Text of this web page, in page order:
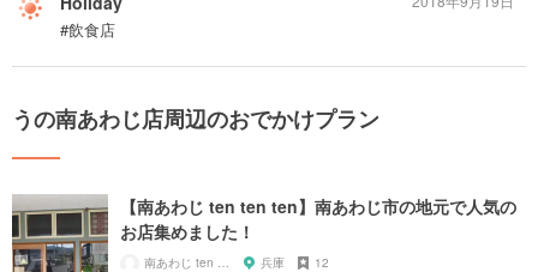
#飲食店
うの南あわじ店周辺のおでかけプラン
【南あわじ ten ten ten】南あわじ市の地元で人気の
お店集めました！
兵庫 12